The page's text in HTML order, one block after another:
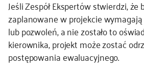
Jeśli Zespół Ekspertów stwierdzi, że
zaplanowane w projekcie
lub pozwoleń, a nie zostało to
kierownika, projekt może zostać
postępowania ewaluacyjnego.